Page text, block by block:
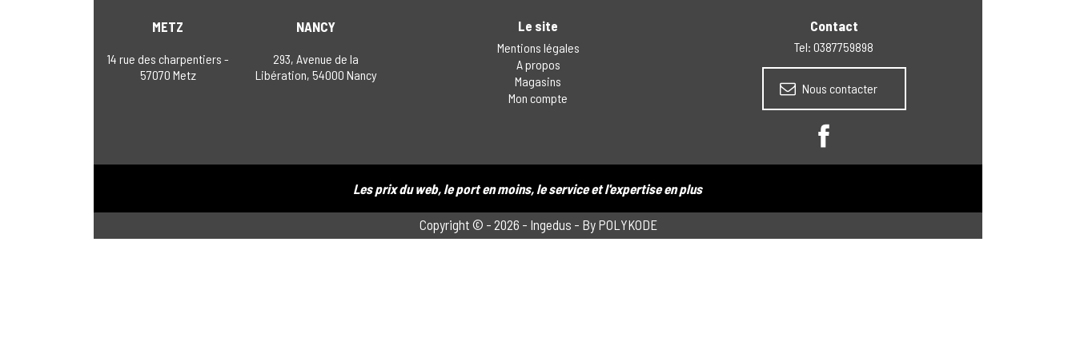
Le site
Mentions légales
A propos
Magasins
Mon compte
METZ
14 rue des charpentiers -
57070 Metz
NANCY
293, Avenue de la
Libération, 54000 Nancy
Contact
Tel: 0387759898
Nous contacter
Les prix du web, le port en moins, le service et l'expertise en plus
Copyright © - 2026 - Ingedus - By POLYKODE